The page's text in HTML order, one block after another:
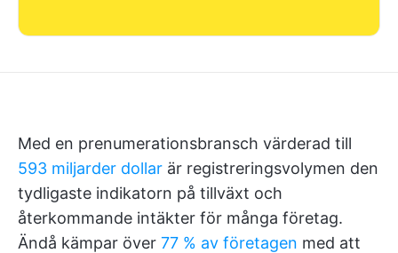
Med en prenumerationsbransch värderad till
593 miljarder dollar är registreringsvolymen den
tydligaste indikatorn på tillväxt och
återkommande intäkter för många företag.
Ändå kämpar över 77 % av företagen med att